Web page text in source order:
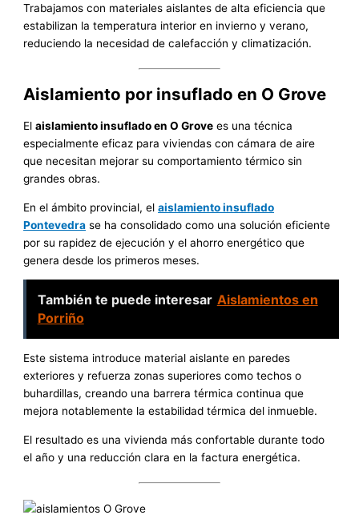
Trabajamos con materiales aislantes de alta eficiencia que
estabilizan la temperatura interior en invierno y verano,
reduciendo la necesidad de calefacción y climatización.
Aislamiento por insuflado en O Grove
Elaislamiento insuflado en O Grove es una técnica
especialmente eficaz para viviendas con cámara de aire
que necesitan mejorar su comportamiento térmico sin
grandes obras.
En el ámbito provincial, elaislamiento insuflado
Pontevedra se ha consolidado como una solución eficiente
por su rapidez de ejecución y el ahorro energético que
genera desde los primeros meses.
También te puede interesar Aislamientos en
Porriño
Este sistema introduce material aislante en paredes
exteriores y refuerza zonas superiores como techos o
buhardillas, creando una barrera térmica continua que
mejora notablemente la estabilidad térmica del inmueble.
El resultado es una vivienda más confortable durante todo
el año y una reducción clara en la factura energética.